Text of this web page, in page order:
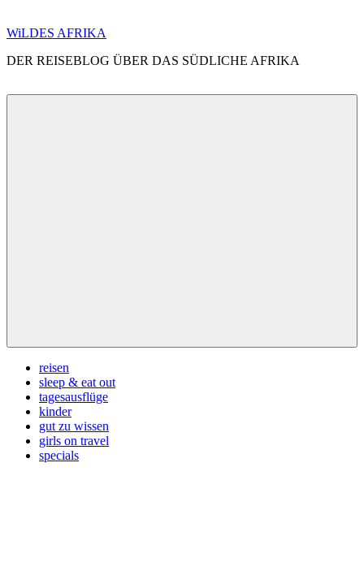
Zum
springen
WiLDES AFRIKA
DER REISEBLOG ÜBER DAS SÜDLICHE AFRIKA
reisen
sleep & eat out
tagesausflüge
kinder
gut zu wissen
girls on travel
specials